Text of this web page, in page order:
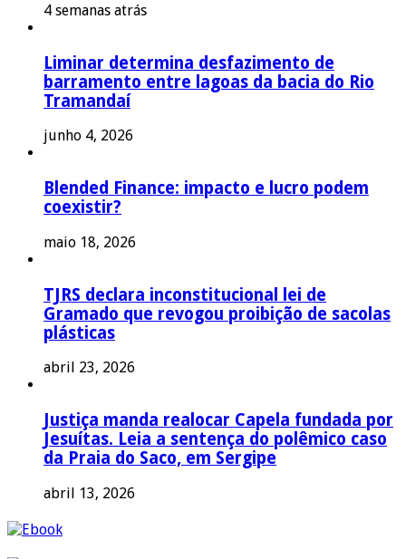
4 semanas atrás
Liminar determina desfazimento de
barramento entre lagoas da bacia do Rio
Tramandaí
junho 4, 2026
Blended Finance: impacto e lucro podem
coexistir?
maio 18, 2026
TJRS declara inconstitucional lei de
Gramado que revogou proibição de sacolas
plásticas
abril 23, 2026
Justiça manda realocar Capela fundada por
Jesuítas. Leia a sentença do polêmico caso
da Praia do Saco, em Sergipe
abril 13, 2026